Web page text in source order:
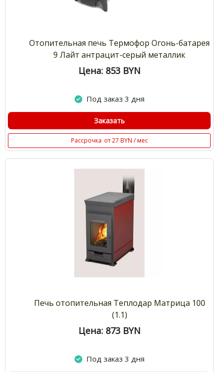
Отопительная печь Термофор Огонь-батарея
9 Лайт антрацит-серый металлик
Цена: 853 BYN
Под заказ 3 дня
Заказать
Рассрочка от 27 BYN / мес
Печь отопительная Теплодар Матрица 100
(1.1)
Цена: 873 BYN
Под заказ 3 дня